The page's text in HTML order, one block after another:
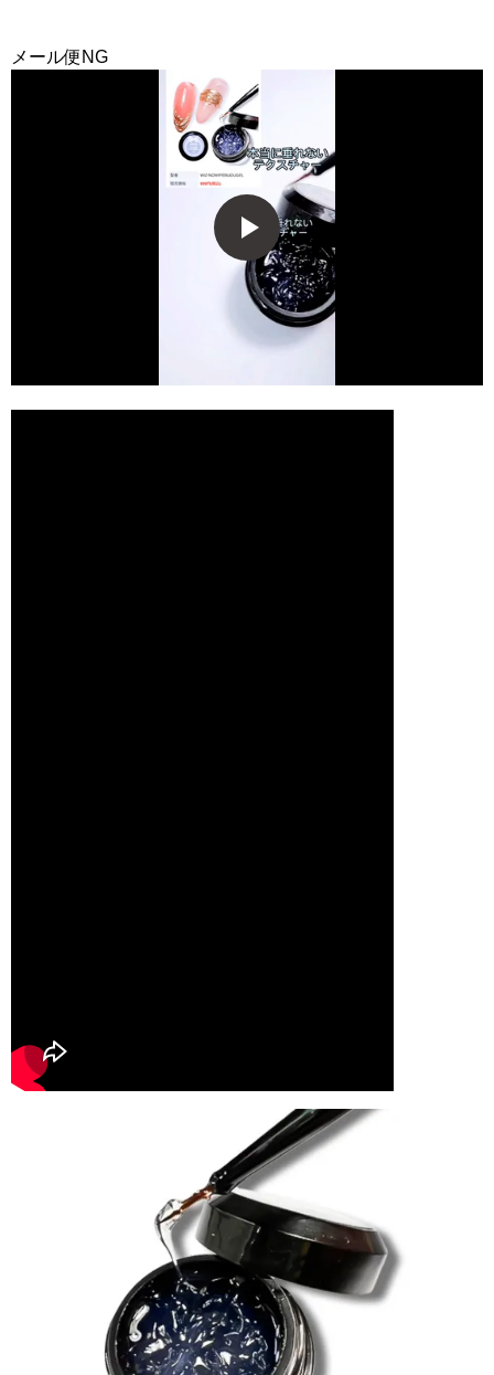
メール便NG